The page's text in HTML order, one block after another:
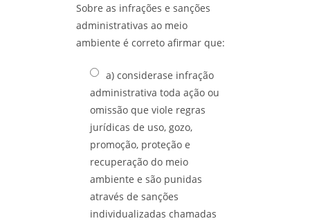
Sobre as infrações e sanções
administrativas ao meio
ambiente é correto afirmar que:
a) considerase infração
administrativa toda ação ou
omissão que viole regras
jurídicas de uso, gozo,
promoção, proteção e
recuperação do meio
ambiente e são punidas
através de sanções
individualizadas chamadas